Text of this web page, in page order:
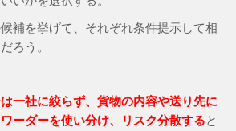
補を挙げて、それぞれ条件提示して相
ろう。
一社に絞らず、貨物の内容や送り先に
ーダーを使い分け、リスク分散すると